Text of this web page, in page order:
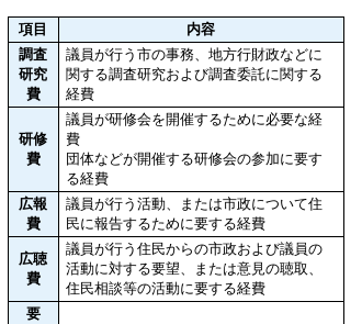
項目
内容
調査
研究
費
議員が行う市の事務、地方行財政などに
関する調査研究および調査委託に関する
経費
研修
費
議員が研修会を開催するために必要な経
費
団体などが開催する研修会の参加に要す
る経費
広報
費
議員が行う活動、または市政について住
民に報告するために要する経費
広聴
費
議員が行う住民からの市政および議員の
活動に対する要望、または意見の聴取、
住民相談等の活動に要する経費
要